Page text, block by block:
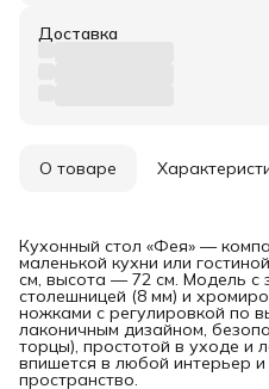
Доставка
О товаре
Кухонный стол «Фея» —
маленькой кухни или
см, высота — 72 см. Модель с
столешницей (8 мм) и
ножками с регулировкой по
лаконичным дизайном,
торцы), простотой в уходе и
впишется в любой интерьер
пространство.